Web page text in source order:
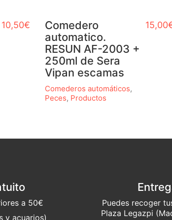
10,50€
Comedero
automatico.
RESUN AF-2003 +
250ml de Sera
Vipan escamas
Comederos automáticos,
Peces, Productos
15,00
a 50€
y acuarios)
Puedes recoger
Plaza Legazpi